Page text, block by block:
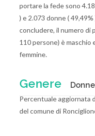
portare la fede sono
) e 2.073 donne (
concludere, il numero di
110 persone) è maschio
femmine.
Genere
Percentuale aggiornata
del comune di